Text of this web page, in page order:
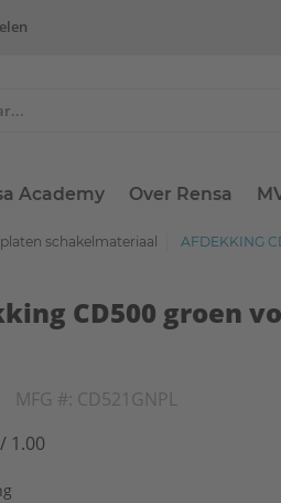
Academy Over Rensa
schakelmateriaal AFDEKKING
CD500 groen
MFG #: CD521GNPL
/ 1.00